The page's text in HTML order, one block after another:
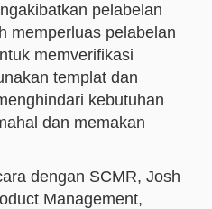
pelabelan
memperluas pelabelan
memverifikasi
templat dan
kebutuhan
dan memakan
dengan SCMR, Josh
Management,